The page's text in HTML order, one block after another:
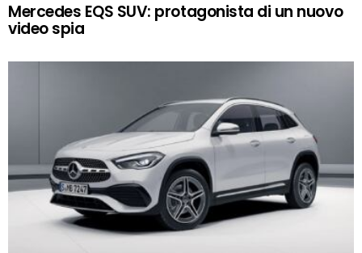
Mercedes EQS SUV: protagonista di un nuovo
video spia